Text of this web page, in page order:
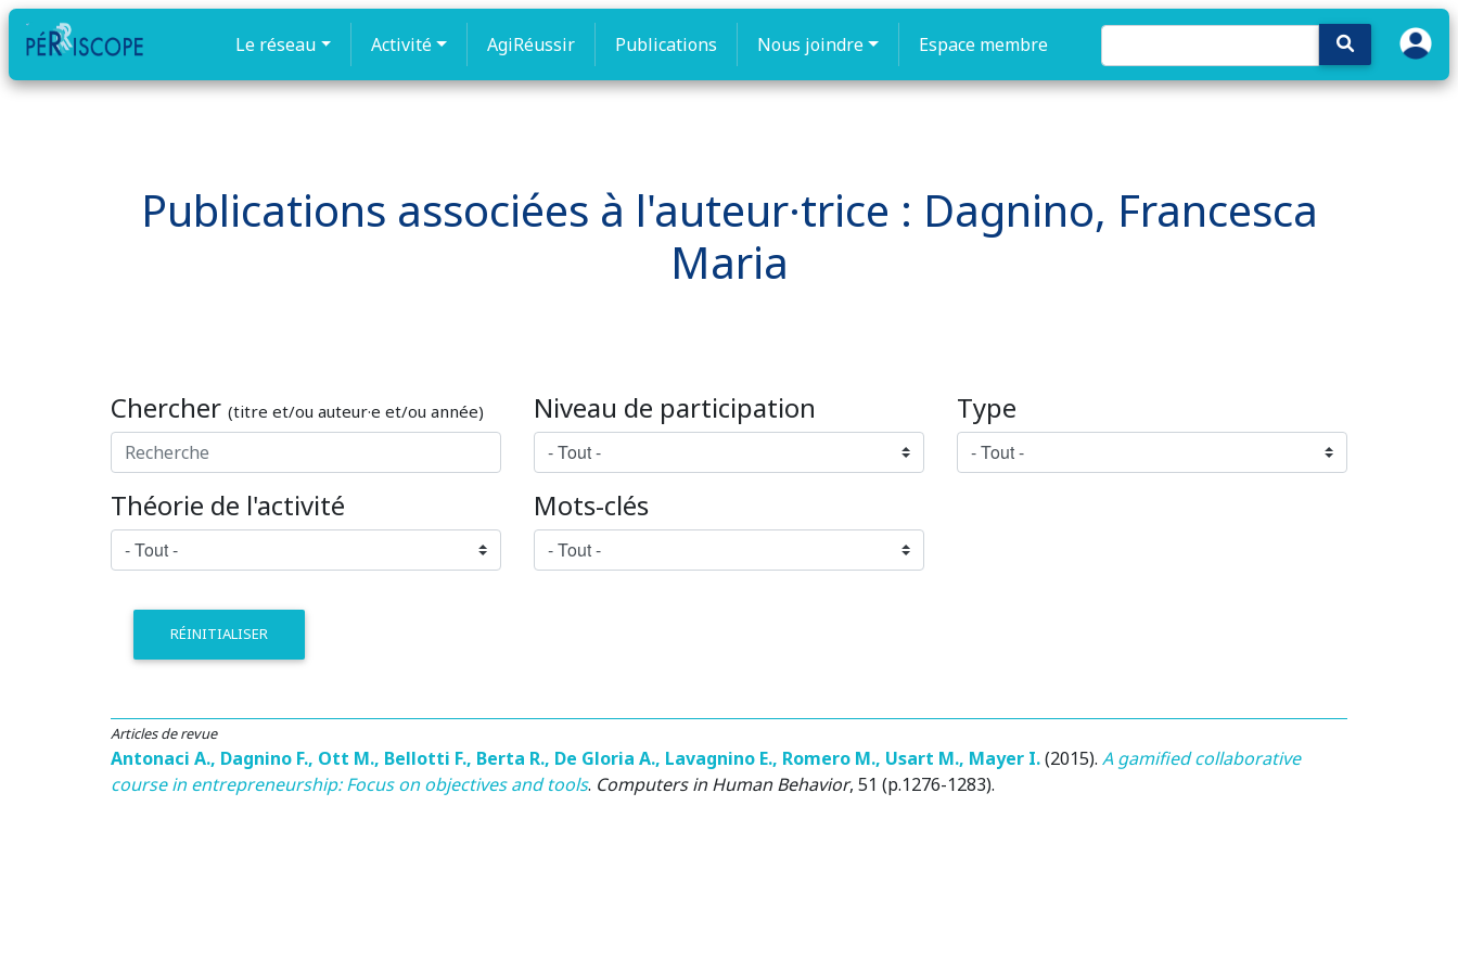
Le réseau Activité AgiRéussir Publications Nous joindre Espace membre
Publications associées à l'auteur·trice : Dagnino, Francesca
Maria
Chercher (titre et/ou auteur·e et/ou année) Niveau de participation Type
Théorie de l'activité Mots-clés
RÉINITIALISER
Articles de revue
Antonaci A., Dagnino F., Ott M., Bellotti F., Berta R., De Gloria A., Lavagnino E., Romero M., Usart M., Mayer I.(2015). A gamified collaborative
course in entrepreneurship: Focus on objectives and tools. Computers in Human Behavior, 51 (p.1276-1283).